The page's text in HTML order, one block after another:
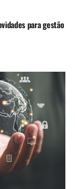
para gestão